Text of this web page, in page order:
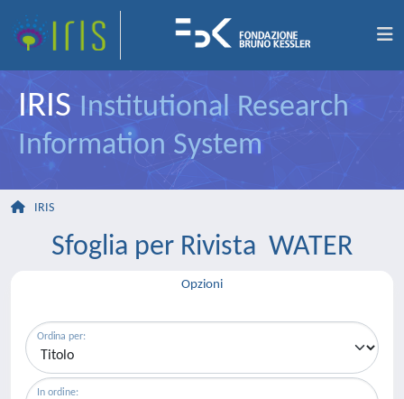
IRIS Institutional Research
Information System
IRIS
Sfoglia per Rivista WATER
Opzioni
Ordina per:
In ordine: